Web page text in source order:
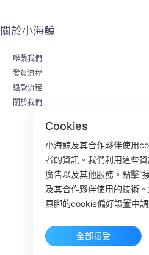
關於小海鯨
聯繫我們
發貨流程
退款流程
關於我們
Cookies
小海鯨及其合作夥伴使用
者的資訊。我們利用這些
廣告以及其他服務。點擊“
及其合作夥伴使用的技術
頁腳的cookie偏好設置中調
全部接受